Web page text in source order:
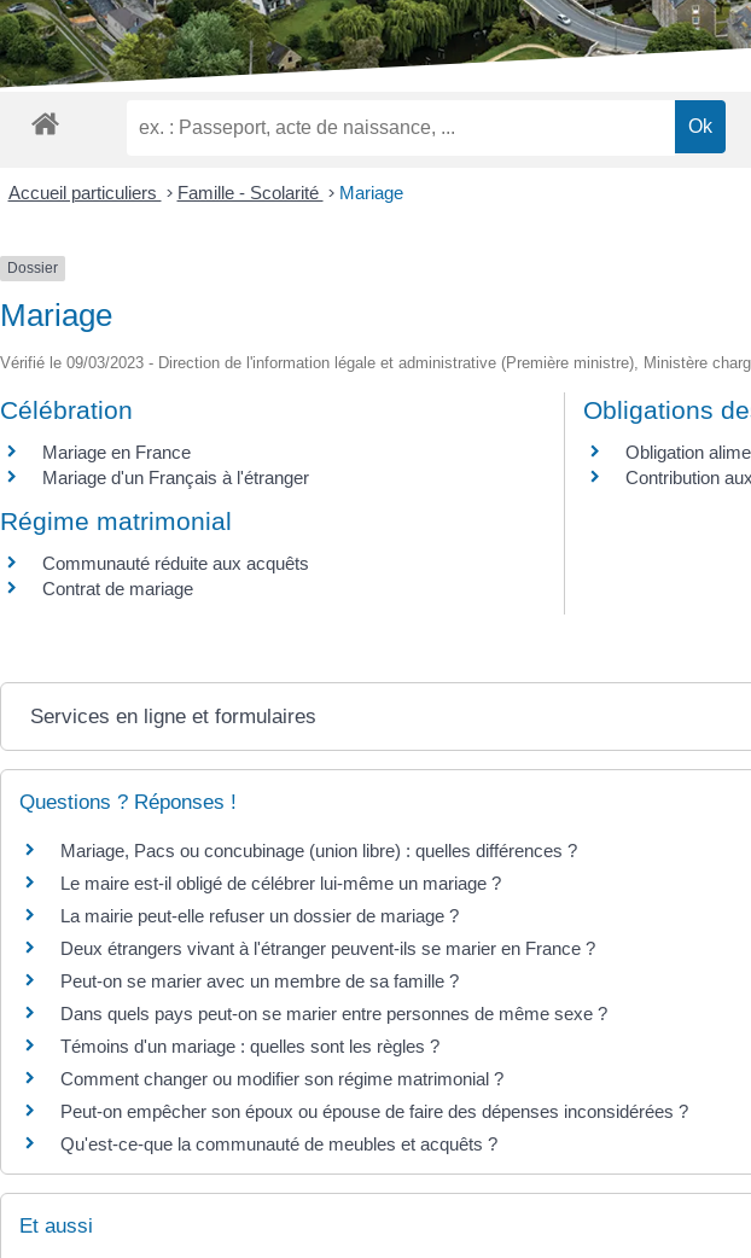
qui
utilisent
un
lecteur
d'écran ;
sur
pour
un
d'accessibilité.
Accueil particuliers > Famille - Scolarité > Mariage
Dossier
Mariage
Vérifié le 09/03/2023 - Direction de l'information légale et administrative (Première ministre), Ministère
Célébration
Mariage en France
Mariage d'un Français à l'étranger
Obligations
Obligation
Contribution
Régime matrimonial
Communauté réduite aux acquêts
Contrat de mariage
Services en ligne et formulaires
Questions ? Réponses !
Mariage, Pacs ou concubinage (union libre) : quelles différences ?
Le maire est-il obligé de célébrer lui-même un mariage ?
La mairie peut-elle refuser un dossier de mariage ?
Deux étrangers vivant à l'étranger peuvent-ils se marier en France ?
Peut-on se marier avec un membre de sa famille ?
Dans quels pays peut-on se marier entre personnes de même sexe ?
Témoins d'un mariage : quelles sont les règles ?
Comment changer ou modifier son régime matrimonial ?
Peut-on empêcher son époux ou épouse de faire des dépenses inconsidérées ?
Qu'est-ce-que la communauté de meubles et acquêts ?
Et aussi